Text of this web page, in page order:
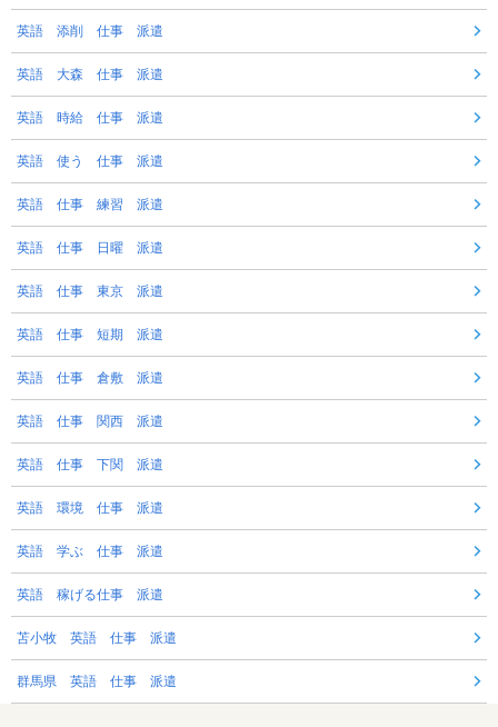
英語 添削 仕事 派遣
英語 大森 仕事 派遣
英語 時給 仕事 派遣
英語 使う 仕事 派遣
英語 仕事 練習 派遣
英語 仕事 日曜 派遣
英語 仕事 東京 派遣
英語 仕事 短期 派遣
英語 仕事 倉敷 派遣
英語 仕事 関西 派遣
英語 仕事 下関 派遣
英語 環境 仕事 派遣
英語 学ぶ 仕事 派遣
英語 稼げる仕事 派遣
苫小牧 英語 仕事 派遣
群馬県 英語 仕事 派遣